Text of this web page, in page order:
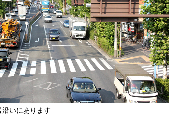
沿いにあります